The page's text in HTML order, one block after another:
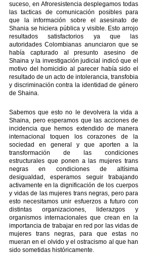
suceso, en Afroresistencia desplegamos todas
las tacticas de comunicación posibles para
que la información sobre el asesinato de
Shania se hiciera pública y visible. Esto arrojo
resultados satisfactorios ya que las
autoridades Colombianas anunciaron que se
había capturado al presunto asesino de
Shaina y la investigación judicial indicó que el
motivo del homicidio al parecer había sido el
resultado de un acto de intolerancia, transfobia
y discriminación contra la identidad de género
de Shaina.
Sabemos que esto no le devolvera la vida a
Shaina, pero esperamos que las acciones de
incidencia que hemos extendido de manera
internacional toquen los corazones de la
sociedad en general y que aporten a la
transformación de las condiciones
estructurales que ponen a las mujeres trans
negras en condiciones de altísima
desigualdad, esperamos seguir trabajando
activamente en la dignificación de los cuerpos
y vidas de las mujeres trans negras, pero para
esto necesitamos unir esfuerzos a futuro con
distintas organizaciones, liderazgos y
organismos internacionales que crean en la
importancia de trabajar en red por las vidas de
mujeres trans negras, para que estas no
mueran en el olvido y el ostracismo al que han
sido sometidas históricamente.